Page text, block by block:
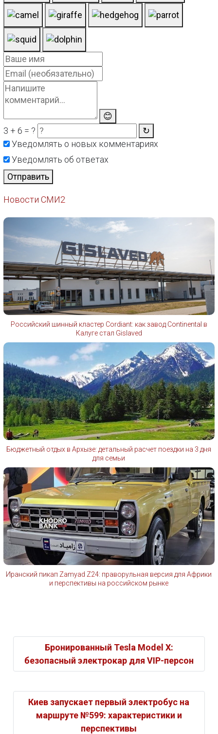
😊
3 + 6 = ?
↻
Уведомлять о новых комментариях
Уведомлять об ответах
Отправить
Новости СМИ2
Российский шинный кластер Cordiant: как завод Continental в
Калуге стал Gislaved
Бюджетный отдых в Архызе: детальный расчет поездки на 3 дня
для семьи
Иранский пикап Zamyad Z24: праворульная версия для Африки
и перспективы на российском рынке
Бронированный Tesla Model X:
безопасный электрокар для VIP-персон
Киев запускает первый электробус на
маршруте №599: характеристики и
перспективы